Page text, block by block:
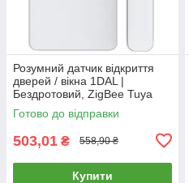
Розумний датчик відкриття
дверей / вікна 1DAL |
Бездротовий, ZigBee Tuya
(DS05B2)
Готово до відправки
503,01 ₴ 558,90 ₴
Купити